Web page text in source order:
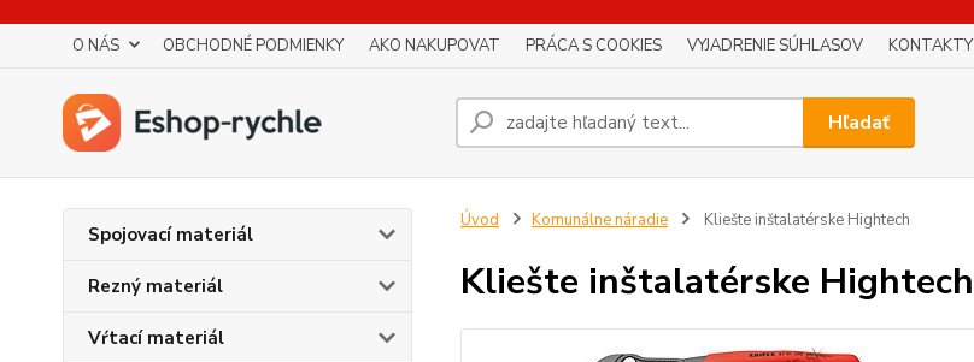
O NÁS OBCHODNÉ PODMIENKY AKO NAKUPOVAT PRÁCA S COOKIES VYJADRENIE SÚHLASOV KONTAKTY
Hľadať
Spojovací materiál
Rezný materiál
Vŕtací materiál
Úvod Komunálne náradie Kliešte inštalatérske Hightech
Kliešte inštalatérske Hightech